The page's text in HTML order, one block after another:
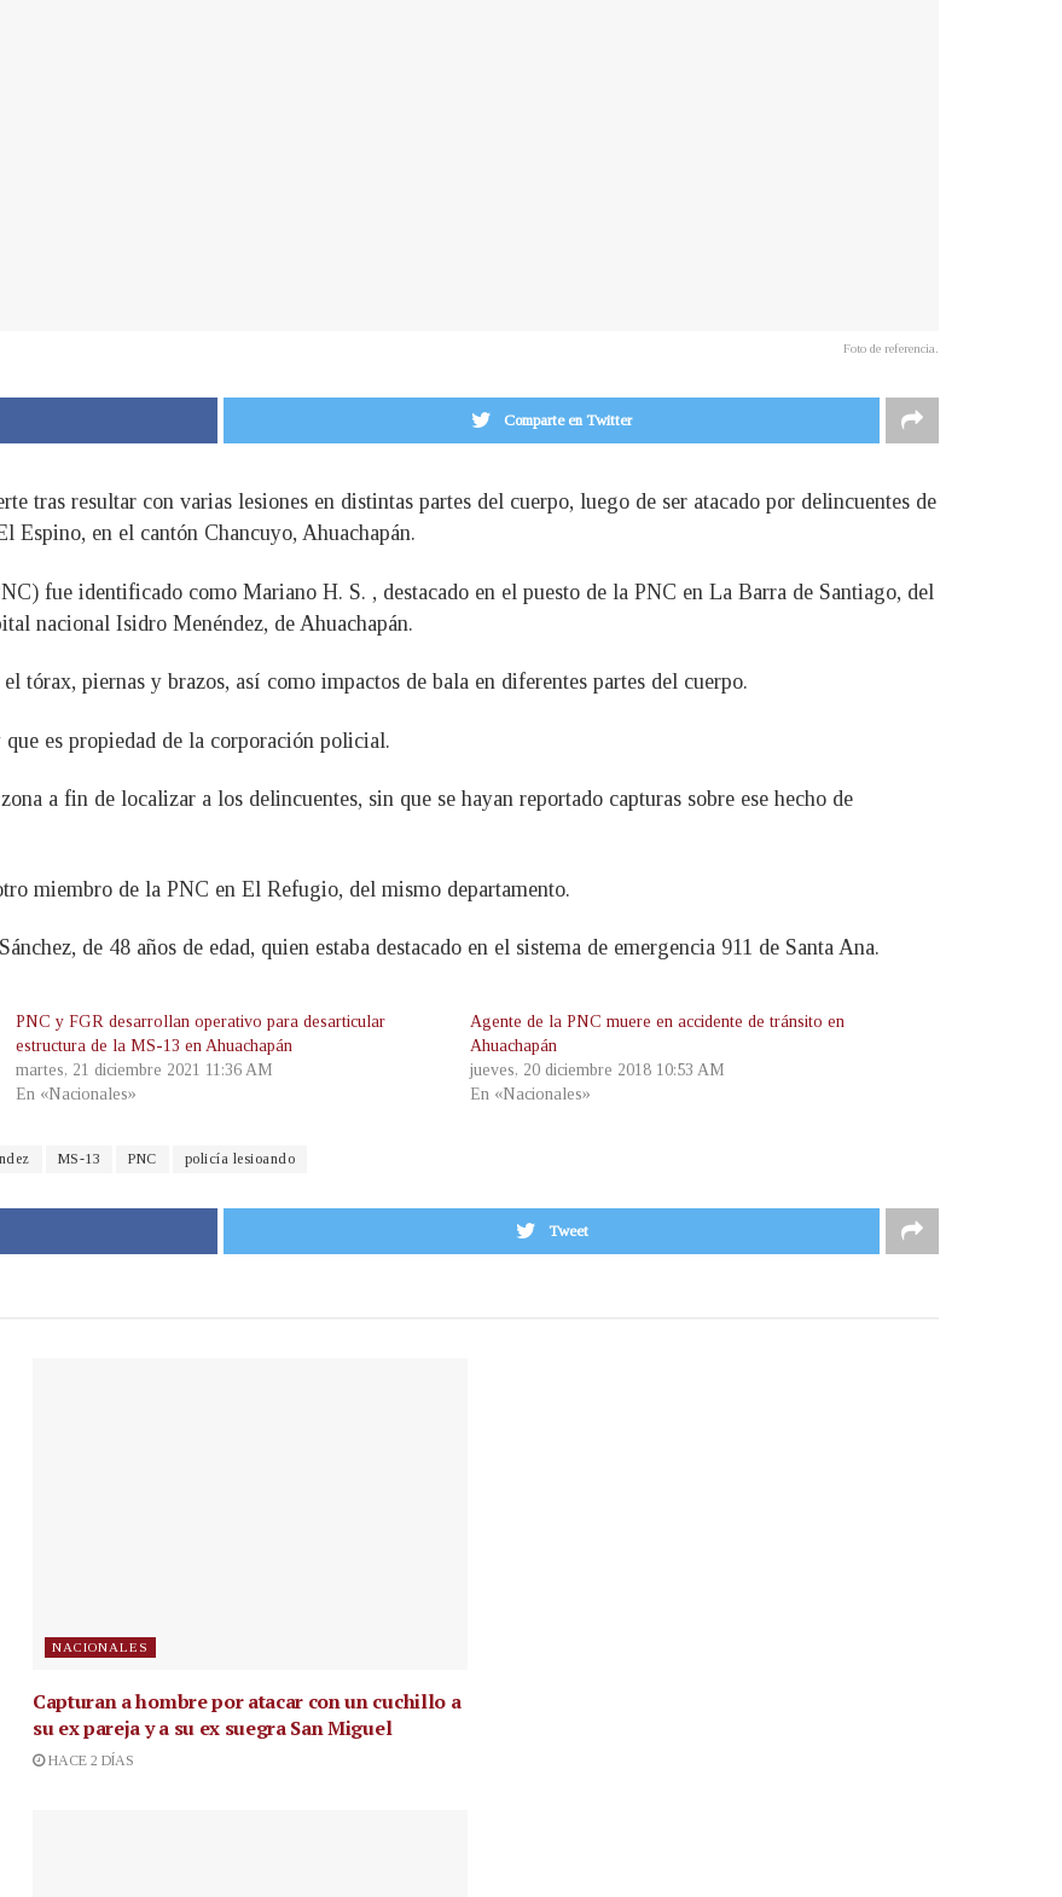
Foto de referencia.
Comparte en Twitter
tras resultar con varias lesiones en distintas partes del cuerpo, luego de ser atacado por delincuentes de
en el cantón Chancuyo, Ahuachapán.
fue identificado como Mariano H. S. , destacado en el puesto de la PNC en La Barra de Santiago, del
nacional Isidro Menéndez, de Ahuachapán.
tórax, piernas y brazos, así como impactos de bala en diferentes partes del cuerpo.
es propiedad de la corporación policial.
a fin de localizar a los delincuentes, sin que se hayan reportado capturas sobre ese hecho de
miembro de la PNC en El Refugio, del mismo departamento.
de 48 años de edad, quien estaba destacado en el sistema de emergencia 911 de Santa Ana.
PNC y FGR desarrollan operativo para desarticular
estructura de la MS-13 en Ahuachapán
martes, 21 diciembre 2021 11:36 AM
En «Nacionales»
Agente de la PNC muere en accidente de tránsito en
Ahuachapán
jueves, 20 diciembre 2018 10:53 AM
En «Nacionales»
MS-13 PNC policía lesioando
Tweet
NACIONALES
Capturan a hombre por atacar con un cuchillo a
su ex pareja y a su ex suegra San Miguel
HACE 2 DÍAS